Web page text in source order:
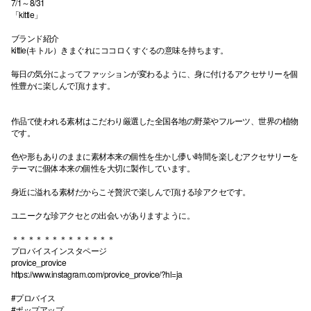
7/1～8/31
「kittle」
ブランド紹介
kittle(キトル）きまぐれにココロくすぐるの意味を持ちます。
毎日の気分によってファッションが変わるように、身に付けるアクセサリーを個
性豊かに楽しんで頂けます。
作品で使われる素材はこだわり厳選した全国各地の野菜やフルーツ、世界の植物
です。
色や形もありのままに素材本来の個性を生かし儚い時間を楽しむアクセサリーを
テーマに個体本来の個性を大切に製作しています。
身近に溢れる素材だからこそ贅沢で楽しんで頂ける珍アクセです。
ユニークな珍アクセとの出会いがありますように。
＊＊＊＊＊＊＊＊＊＊＊＊＊
プロバイスインスタページ
provice_provice
https://www.instagram.com/provice_provice/?hl=ja
#プロバイス